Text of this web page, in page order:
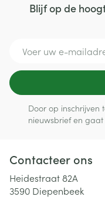
Blijf op de
Door op inschrijven
nieuwsbrief en
Contacteer ons
Heidestraat 82A
3590 Diepenbeek